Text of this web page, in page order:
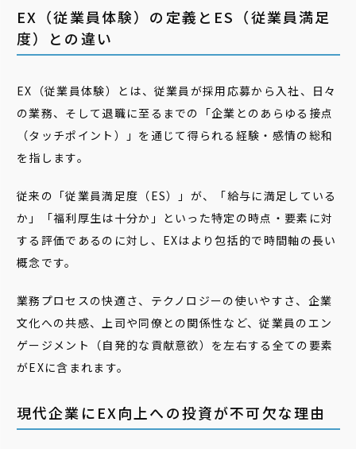
EX（従業員体験）の定義とES（従業員満足
度）との違い
EX（従業員体験）とは、従業員が採用応募から入社、日々
の業務、そして退職に至るまでの「企業とのあらゆる接点
（タッチポイント）」を通じて得られる経験・感情の総和
を指します。
従来の「従業員満足度（ES）」が、「給与に満足している
か」「福利厚生は十分か」といった特定の時点・要素に対
する評価であるのに対し、EXはより包括的で時間軸の長い
概念です。
業務プロセスの快適さ、テクノロジーの使いやすさ、企業
文化への共感、上司や同僚との関係性など、従業員のエン
ゲージメント（自発的な貢献意欲）を左右する全ての要素
がEXに含まれます。
現代企業にEX向上への投資が不可欠な理由